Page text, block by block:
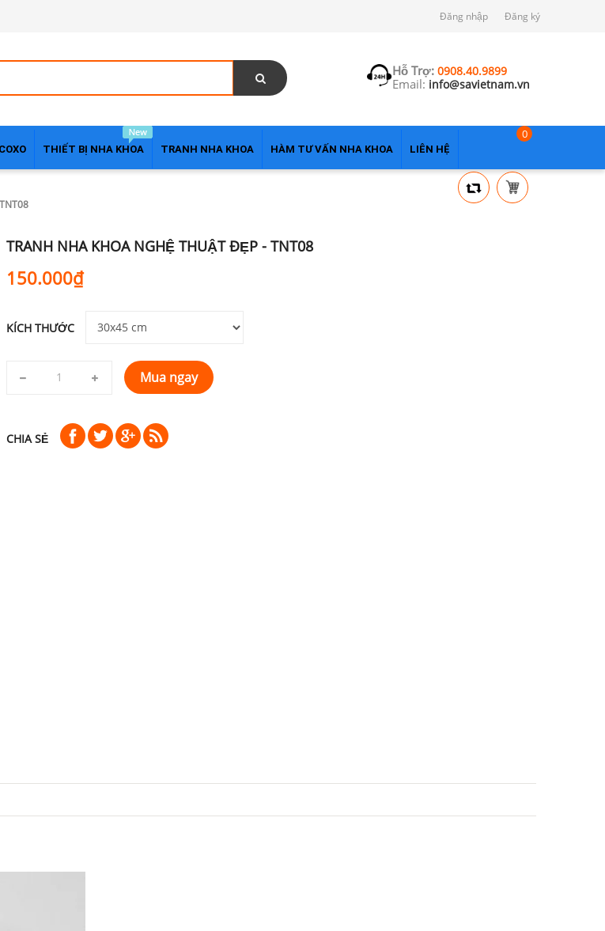
Đăng nhập Đăng ký
Hỗ Trợ:0908.40.9899
Email: info@savietnam.vn
THIẾT BỊ NHA KHOA TRANH NHA KHOA HÀM TƯ VẤN NHA KHOA LIÊN HỆ
0
TRANH NHA KHOA NGHỆ THUẬT ĐẸP - TNT08
150.000₫
KÍCH THƯỚC
Mua ngay
CHIA SẺ